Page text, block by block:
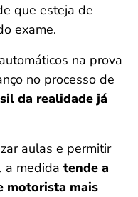
que esteja de
exame.
na prova
no processo de
da realidade já
aulas e permitir
a medida tende a
motorista mais